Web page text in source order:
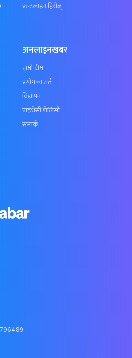
फ्रन्टलाइन हिरोज्
अनलाइनखबर
हाम्रो टीम
प्रयोगका सर्त
विज्ञापन
प्राइभेसी पोलिसी
सम्पर्क